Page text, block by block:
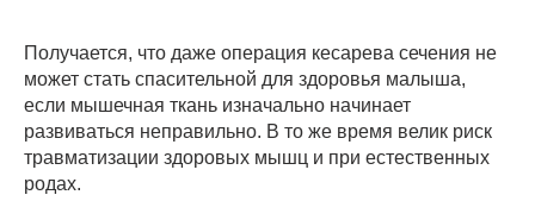
Получается, что даже операция кесарева сечения не
может стать спасительной для здоровья малыша,
если мышечная ткань изначально начинает
развиваться неправильно. В то же время велик риск
травматизации здоровых мышц и при естественных
родах.